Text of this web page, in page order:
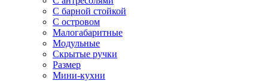
С барной стойкой
С островом
Малогабаритные
Модульные
Скрытые ручки
Размер
Мини-кухни